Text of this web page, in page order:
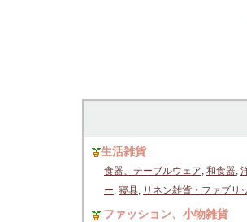
生活雑貨
食器、テーブルウェア, 和食器,
ー, 寝具, リネン雑貨・ファブリ
ファッション、小物雑貨